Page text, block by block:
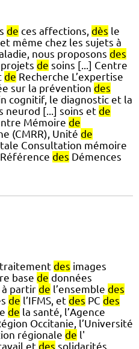
de ces affections, dès le
même chez les sujets à
nous proposons des
projets de soins [...] Centre
de Recherche L’expertise
sur la prévention des
cognitif, le diagnostic et la
neurod [...] soins et de
Mémoire de
(CMRR), Unité de
Consultation mémoire
Référence des Démences
des images
base de données
à partir de l’ensemble des
de l’IFMS, et des PC des
de la santé, l’Agence
Occitanie, l’Université
régionale de l'
et des solidarités